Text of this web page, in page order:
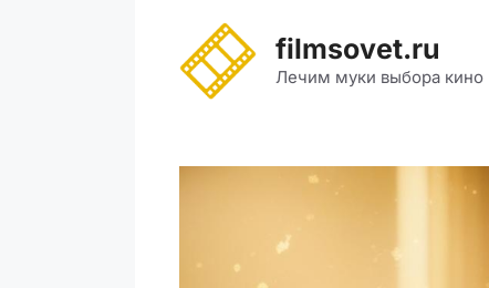
filmsovet.ru
Лечим муки выбора кино